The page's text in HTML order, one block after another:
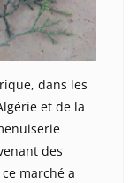
dans les
et de la
des
marché a